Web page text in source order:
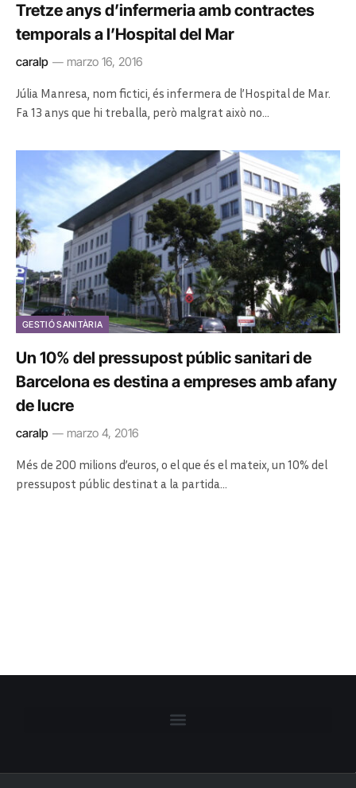
Tretze anys d’infermeria amb contractes
temporals a l’Hospital del Mar
caralp marzo 16, 2016
Júlia Manresa, nom fictici, és infermera de l’Hospital de Mar.
Fa 13 anys que hi treballa, però malgrat això no…
GESTIÓ SANITÀRIA
Un 10% del pressupost públic sanitari de
Barcelona es destina a empreses amb afany
de lucre
caralp marzo 4, 2016
Més de 200 milions d’euros, o el que és el mateix, un 10% del
pressupost públic destinat a la partida…